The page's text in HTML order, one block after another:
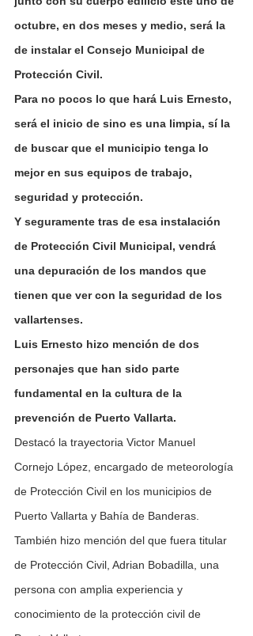
octubre, en dos meses y medio, será la
de instalar el Consejo Municipal de
Protección Civil.
Para no pocos lo que hará Luis Ernesto,
será el inicio de sino es una limpia, sí la
de buscar que el municipio tenga lo
mejor en sus equipos de trabajo,
seguridad y protección.
Y seguramente tras de esa instalación
de Protección Civil Municipal, vendrá
una depuración de los mandos que
tienen que ver con la seguridad de los
vallartenses.
Luis Ernesto hizo mención de dos
personajes que han sido parte
fundamental en la cultura de la
prevención de Puerto Vallarta.
Destacó la trayectoria Victor Manuel
Cornejo López, encargado de meteorología
de Protección Civil en los municipios de
Puerto Vallarta y Bahía de Banderas.
También hizo mención del que fuera titular
de Protección Civil, Adrian Bobadilla, una
persona con amplia experiencia y
conocimiento de la protección civil de